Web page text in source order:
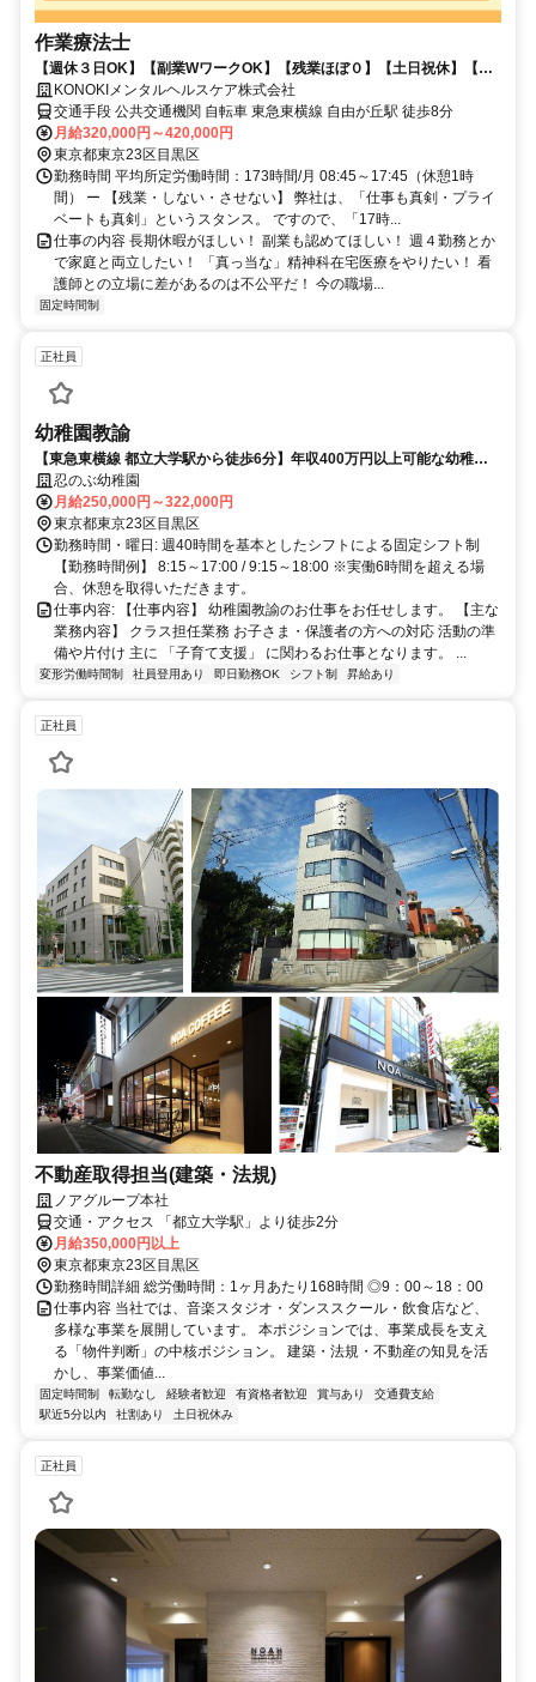
作業療法士
【週休３日OK】【副業WワークOK】【残業ほぼ０】【土日祝休】【研
修超充実】
KONOKIメンタルヘルスケア株式会社
交通手段 公共交通機関 自転車 東急東横線 自由が丘駅 徒歩8分
月給320,000円～420,000円
東京都東京23区目黒区
勤務時間 平均所定労働時間：173時間/月 08:45～17:45（休憩1時
間） ー 【残業・しない・させない】 弊社は、「仕事も真剣・プライ
ベートも真剣」というスタンス。 ですので、「17時...
仕事の内容 長期休暇がほしい！ 副業も認めてほしい！ 週４勤務とか
で家庭と両立したい！ 「真っ当な」精神科在宅医療をやりたい！ 看
護師との立場に差があるのは不公平だ！ 今の職場...
固定時間制
正社員
幼稚園教諭
【東急東横線 都立大学駅から徒歩6分】年収400万円以上可能な幼稚園
求人です！
忍のぶ幼稚園
月給250,000円～322,000円
東京都東京23区目黒区
勤務時間・曜日: 週40時間を基本としたシフトによる固定シフト制
【勤務時間例】 8:15～17:00 / 9:15～18:00 ※実働6時間を超える場
合、休憩を取得いただきます。
仕事内容: 【仕事内容】 幼稚園教諭のお仕事をお任せします。 【主な
業務内容】 クラス担任業務 お子さま・保護者の方への対応 活動の準
備や片付け 主に 「子育て支援」 に関わるお仕事となります。 ...
変形労働時間制 社員登用あり 即日勤務OK シフト制 昇給あり
正社員
不動産取得担当(建築・法規)
ノアグループ本社
交通・アクセス 「都立大学駅」より徒歩2分
月給350,000円以上
東京都東京23区目黒区
勤務時間詳細 総労働時間：1ヶ月あたり168時間 ◎9：00～18：00
仕事内容 当社では、音楽スタジオ・ダンススクール・飲食店など、
多様な事業を展開しています。 本ポジションでは、事業成長を支え
る「物件判断」の中核ポジション。 建築・法規・不動産の知見を活
かし、事業価値...
固定時間制 転勤なし 経験者歓迎 有資格者歓迎 賞与あり
交通費支給
駅近5分以内
社割あり 土日祝休み
正社員